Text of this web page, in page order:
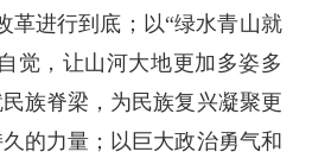
革进行到底；以“绿水青山就
觉，让山河大地更加多姿多
族脊梁，为民族复兴凝聚更
的力量；以巨大政治勇气和